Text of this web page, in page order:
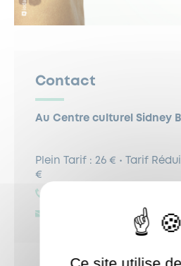
Contact
Au Centre culturel Sidney
Plein Tarif : 26 € • Tarif
€
cine-
Ce site utilise